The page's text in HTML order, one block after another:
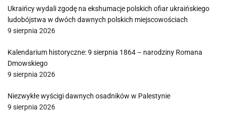
Ukraińcy wydali zgodę na ekshumacje polskich ofiar ukraińskiego
ludobójstwa w dwóch dawnych polskich miejscowościach
9 sierpnia 2026
Kalendarium historyczne: 9 sierpnia 1864 – narodziny Romana
Dmowskiego
9 sierpnia 2026
Niezwykłe wyścigi dawnych osadników w Palestynie
9 sierpnia 2026